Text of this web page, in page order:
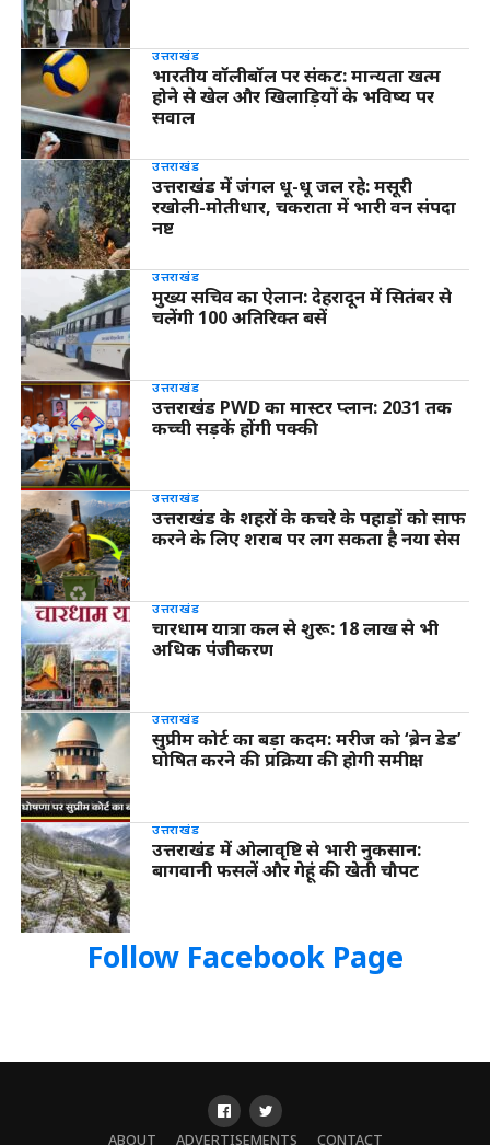
उत्तराखंड
भारतीय वॉलीबॉल पर संकट: मान्यता खत्म
होने से खेल और खिलाड़ियों के भविष्य पर
सवाल
उत्तराखंड
उत्तराखंड में जंगल धू-धू जल रहे: मसूरी
रखोली-मोतीधार, चकराता में भारी वन संपदा
नष्ट
उत्तराखंड
मुख्य सचिव का ऐलान: देहरादून में सितंबर से
चलेंगी 100 अतिरिक्त बसें
उत्तराखंड
उत्तराखंड PWD का मास्टर प्लान: 2031 तक
कच्ची सड़कें होंगी पक्की
उत्तराखंड
उत्तराखंड के शहरों के कचरे के पहाड़ों को साफ
करने के लिए शराब पर लग सकता है नया सेस
उत्तराखंड
चारधाम यात्रा कल से शुरू: 18 लाख से भी
अधिक पंजीकरण
उत्तराखंड
सुप्रीम कोर्ट का बड़ा कदम: मरीज को ‘ब्रेन डेड’
घोषित करने की प्रक्रिया की होगी समीक्षा
उत्तराखंड
उत्तराखंड में ओलावृष्टि से भारी नुकसान:
बागवानी फसलें और गेहूं की खेती चौपट
Follow Facebook Page
ABOUT ADVERTISEMENTS CONTACT